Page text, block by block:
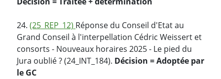
24. (25_REP_12) Réponse du Conseil d'Etat au
Grand Conseil à l'interpellation Cédric Weissert et
consorts - Nouveaux horaires 2025 - Le pied du
Jura oublié ? (24_INT_184). Décision = Adoptée par
le GC